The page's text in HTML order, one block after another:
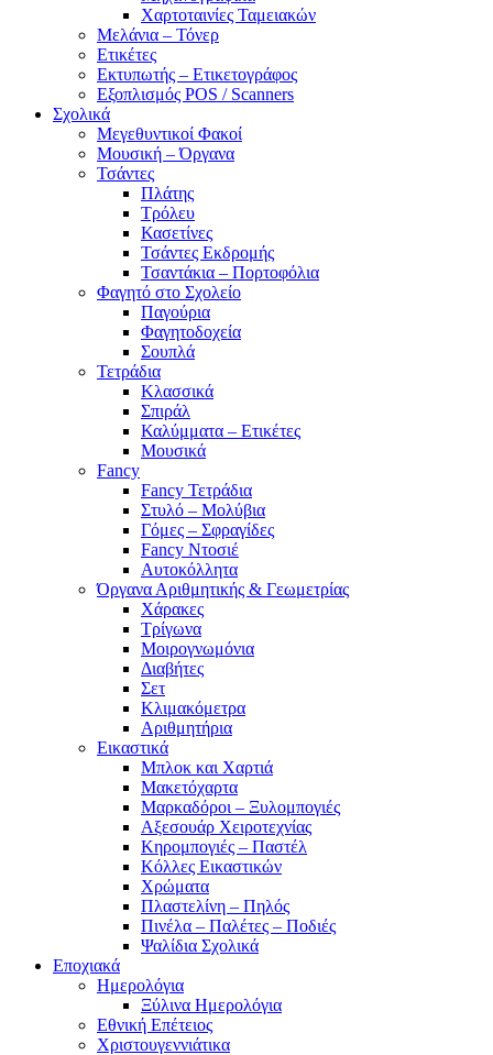
Χαρτοταινίες Ταμειακών
Μελάνια – Τόνερ
Ετικέτες
Εκτυπωτής – Ετικετογράφος
Εξοπλισμός POS / Scanners
Σχολικά
Μεγεθυντικοί Φακοί
Μουσική – Όργανα
Τσάντες
Πλάτης
Τρόλευ
Κασετίνες
Τσάντες Εκδρομής
Τσαντάκια – Πορτοφόλια
Φαγητό στο Σχολείο
Παγούρια
Φαγητοδοχεία
Σουπλά
Τετράδια
Κλασσικά
Σπιράλ
Καλύμματα – Ετικέτες
Μουσικά
Fancy
Fancy Τετράδια
Στυλό – Μολύβια
Γόμες – Σφραγίδες
Fancy Ντοσιέ
Αυτοκόλλητα
Όργανα Αριθμητικής & Γεωμετρίας
Χάρακες
Τρίγωνα
Mοιρογνωμόνια
Διαβήτες
Σετ
Κλιμακόμετρα
Αριθμητήρια
Εικαστικά
Μπλοκ και Χαρτιά
Μακετόχαρτα
Μαρκαδόροι – Ξυλομπογιές
Αξεσουάρ Χειροτεχνίας
Κηρομπογιές – Παστέλ
Κόλλες Εικαστικών
Χρώματα
Πλαστελίνη – Πηλός
Πινέλα – Παλέτες – Ποδιές
Ψαλίδια Σχολικά
Εποχιακά
Ημερολόγια
Ξύλινα Ημερολόγια
Εθνική Επέτειος
Χριστουγεννιάτικα